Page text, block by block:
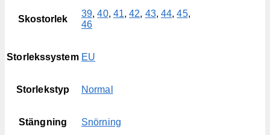
Skostorlek
39,40, 41,42, 43,44,45,
46
Storlekssystem EU
Storlekstyp Normal
Stängning Snörning